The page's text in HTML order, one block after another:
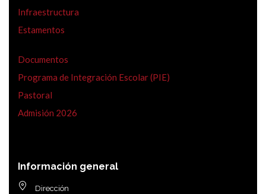
Infraestructura
Estamentos
Documentos
Programa de Integración Escolar (PIE)
Pastoral
Admisión 2026
Información general
Dirección